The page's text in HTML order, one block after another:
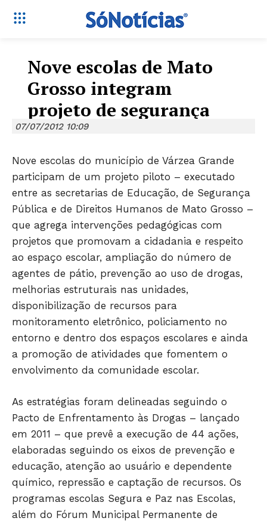
Nove escolas de Mato
Grosso integram
projeto de segurança
07/07/2012 10:09
Nove escolas do município de Várzea Grande
participam de um projeto piloto – executado
entre as secretarias de Educação, de Segurança
Pública e de Direitos Humanos de Mato Grosso –
que agrega intervenções pedagógicas com
projetos que promovam a cidadania e respeito
ao espaço escolar, ampliação do número de
agentes de pátio, prevenção ao uso de drogas,
melhorias estruturais nas unidades,
disponibilização de recursos para
monitoramento eletrônico, policiamento no
entorno e dentro dos espaços escolares e ainda
a promoção de atividades que fomentem o
envolvimento da comunidade escolar.
As estratégias foram delineadas seguindo o
Pacto de Enfrentamento às Drogas – lançado
em 2011 – que prevê a execução de 44 ações,
elaboradas seguindo os eixos de prevenção e
educação, atenção ao usuário e dependente
químico, repressão e captação de recursos. Os
programas escolas Segura e Paz nas Escolas,
além do Fórum Municipal Permanente de